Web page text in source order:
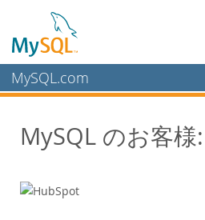
MySQL.com
サービス
お客様
MySQL のお客